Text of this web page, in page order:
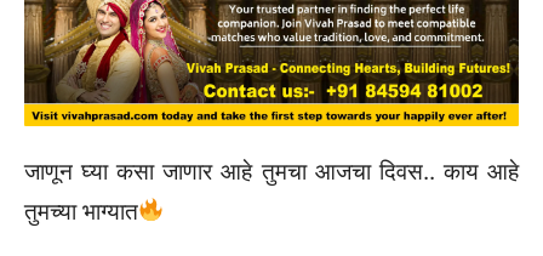
जाणून घ्या कसा जाणार आहे तुमचा आजचा दिवस.. काय आहे
तुमच्या भाग्यात